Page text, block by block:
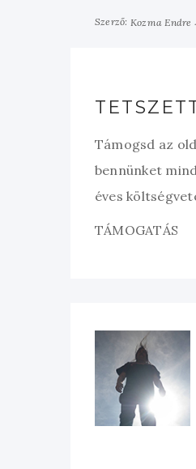
Szerző: Kozma Endre
Támogsd az
bennünket
éves
TÁMOGATÁS